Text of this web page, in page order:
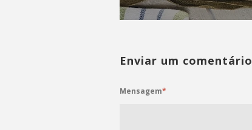
Enviar um comentário
Mensagem*